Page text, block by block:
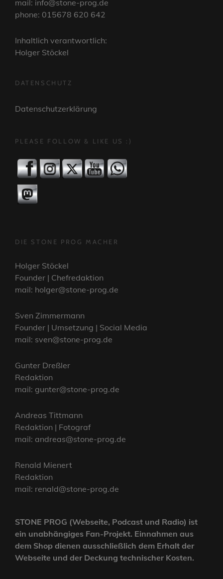
mail: info@stone-prog.de
phone: 015678 620 642
Inhaltlich verantwortlich:
Holger Stöckel
DATENSCHUTZ
Datenschutzerklärung
PLEASE FOLLOW & LIKE US :)
DIE STONE PROG MACHER
Holger Stöckel
Founder | Chefredaktion
mail: holger@stone-prog.de
Sven Zimmermann
Founder | Umsetzung | Social Media
mail: sven@stone-prog.de
Gunter Dreßler
Redaktion
mail: gunter@stone-prog.de
Andreas Tittmann
Redaktion | Fotograf
mail: andreas@stone-prog.de
Renald Mienert
Redaktion
mail: renald@stone-prog.de
STONE PROG (Webseite, Podcast und Radio) ist
ein unabhängiges Fan-Projekt. Einnahmen aus
dem Shop dienen ausschließlich dem Erhalt der
Webseite und der Deckung technischer Kosten.